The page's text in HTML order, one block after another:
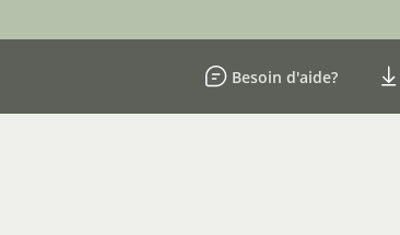
Besoin d'aide?